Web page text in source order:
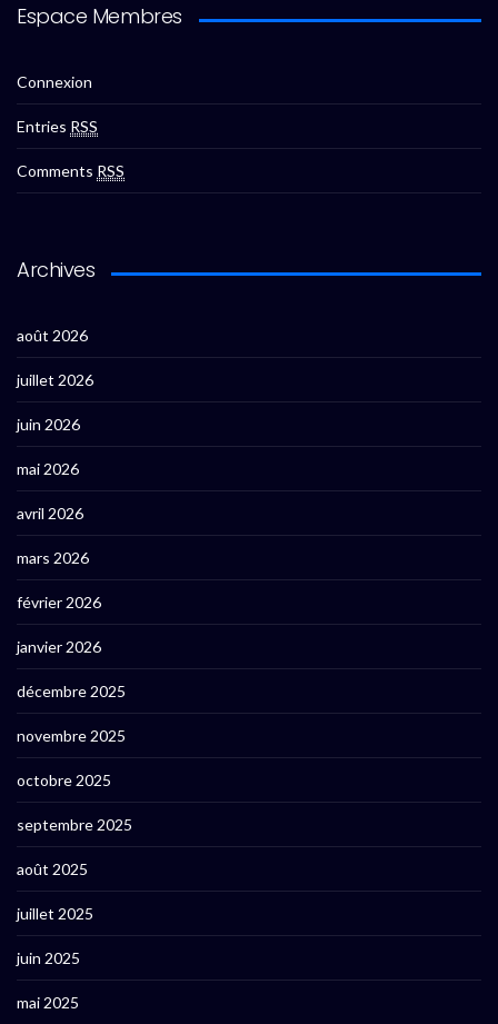
Espace Membres
Connexion
Entries RSS
Comments RSS
Archives
août 2026
juillet 2026
juin 2026
mai 2026
avril 2026
mars 2026
février 2026
janvier 2026
décembre 2025
novembre 2025
octobre 2025
septembre 2025
août 2025
juillet 2025
juin 2025
mai 2025